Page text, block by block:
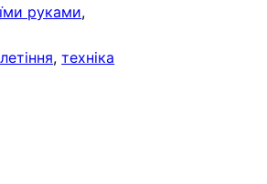
руками
, техніка